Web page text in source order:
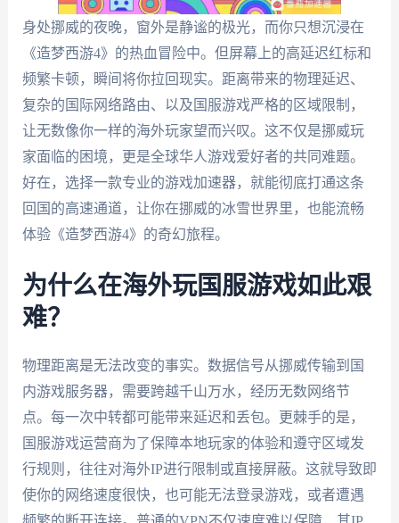
身处挪威的夜晚，窗外是静谧的极光，而你只想沉浸在
《造梦西游4》的热血冒险中。但屏幕上的高延迟红标和
频繁卡顿，瞬间将你拉回现实。距离带来的物理延迟、
复杂的国际网络路由、以及国服游戏严格的区域限制，
让无数像你一样的海外玩家望而兴叹。这不仅是挪威玩
家面临的困境，更是全球华人游戏爱好者的共同难题。
好在，选择一款专业的游戏加速器，就能彻底打通这条
回国的高速通道，让你在挪威的冰雪世界里，也能流畅
体验《造梦西游4》的奇幻旅程。
为什么在海外玩国服游戏如此艰
难？
物理距离是无法改变的事实。数据信号从挪威传输到国
内游戏服务器，需要跨越千山万水，经历无数网络节
点。每一次中转都可能带来延迟和丢包。更棘手的是，
国服游戏运营商为了保障本地玩家的体验和遵守区域发
行规则，往往对海外IP进行限制或直接屏蔽。这就导致即
使你的网络速度很快，也可能无法登录游戏，或者遭遇